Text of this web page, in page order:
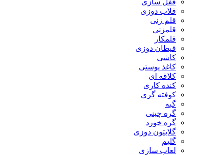
قفل سازی
قلاب دوزی
قلم زنی
قلمزنی
قلمکار
قیطان دوزی
کاشی
کاغذ پوستی
کلاقه ای
کنده کاری
کوفته گری
گبه
گره چینی
گره خورد
گلابتون دوزی
گلیم
لعاب سازی